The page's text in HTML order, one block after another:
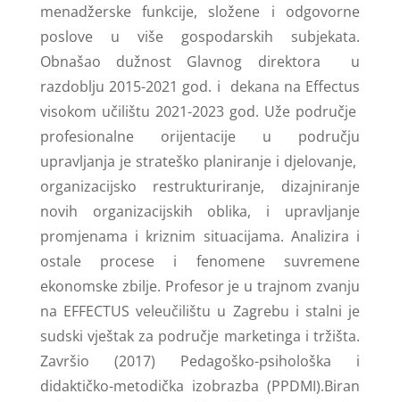
menadžerske funkcije, složene i odgovorne
poslove u više gospodarskih subjekata.
Obnašao dužnost Glavnog direktora u
razdoblju 2015-2021 god. i dekana na Effectus
visokom učilištu 2021-2023 god. Uže područje
profesionalne orijentacije u području
upravljanja je strateško planiranje i djelovanje,
organizacijsko restrukturiranje, dizajniranje
novih organizacijskih oblika, i upravljanje
promjenama i kriznim situacijama. Analizira i
ostale procese i fenomene suvremene
ekonomske zbilje. Profesor je u trajnom zvanju
na EFFECTUS veleučilištu u Zagrebu i stalni je
sudski vještak za područje marketinga i tržišta.
Završio (2017) Pedagoško-psihološka i
didaktičko-metodička izobrazba (PPDMI).Biran